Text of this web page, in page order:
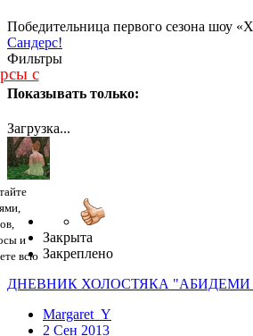
с
и
всю
Победительница первого сезона шоу
Сандерс!
Фильтры
Показывать только:
Загрузка...
Закрыта
Закреплено
ДНЕВНИК ХОЛОСТЯКА
Margaret_Y
2 Сен 2013